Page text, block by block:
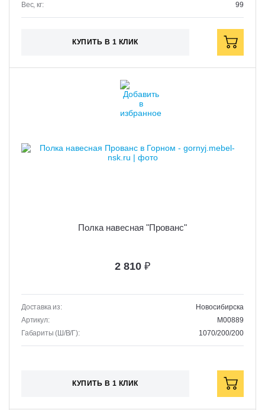
Вес, кг:
99
КУПИТЬ В 1 КЛИК
Полка навесная "Прованс"
2 810 ₽
Доставка из:
Новосибирска
Артикул:
M00889
Габариты (Ш/В/Г):
1070/200/200
КУПИТЬ В 1 КЛИК